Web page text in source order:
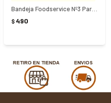
$ 490